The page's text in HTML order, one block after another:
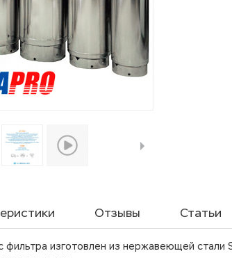
Отзывы Статьи
фильтра изготовлен из нержавеющей